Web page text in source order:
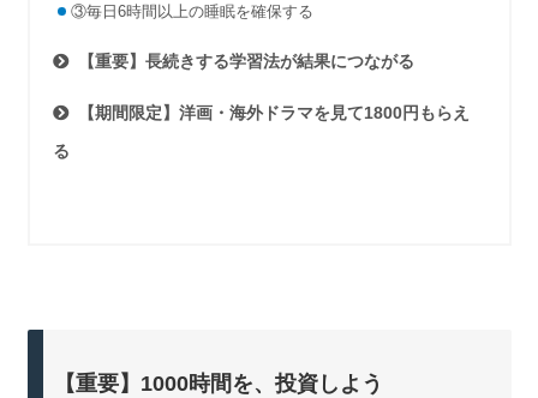
③毎日6時間以上の睡眠を確保する
【重要】長続きする学習法が結果につながる
【期間限定】洋画・海外ドラマを見て1800円もらえ
る
【重要】1000時間を、投資しよう